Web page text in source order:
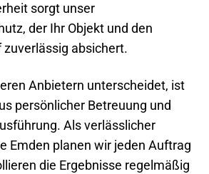
sorgt unser
der Ihr Objekt und den
absichert.
Anbietern unterscheidet, ist
persönlicher Betreuung und
Als verlässlicher
Emden planen wir jeden Auftrag
die Ergebnisse regelmäßig